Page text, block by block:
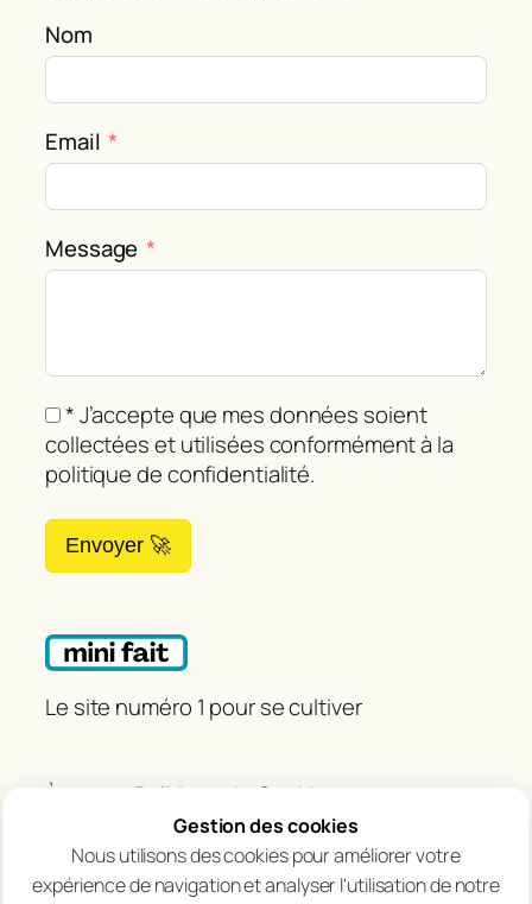
Gestion des cookies
Nous utilisons des cookies pour améliorer votre
expérience de navigation et analyser l'utilisation de notre
Nom
Email
Message
* J’accepte que mes données soient
collectées et utilisées conformément à la
politique de confidentialité.
Envoyer 🚀
Le site numéro 1 pour se cultiver
À propos Politique de Cookies
Avertissement
Politique de confidentialité